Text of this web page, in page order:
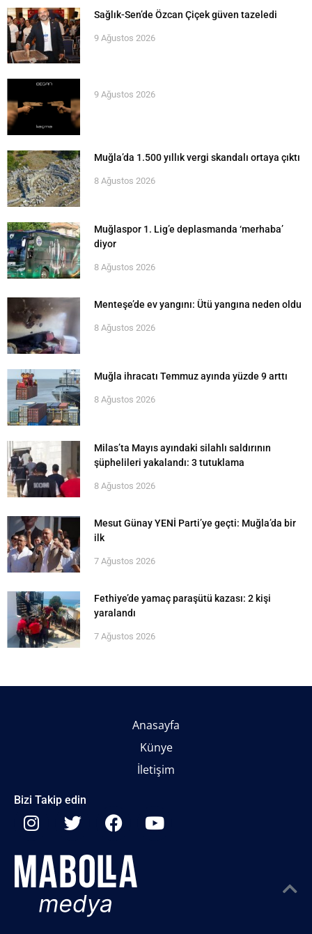
Sağlık-Sen’de Özcan Çiçek güven tazeledi
9 Ağustos 2026
9 Ağustos 2026
Muğla’da 1.500 yıllık vergi skandalı ortaya çıktı
8 Ağustos 2026
Muğlaspor 1. Lig’e deplasmanda ‘merhaba’
diyor
8 Ağustos 2026
Menteşe’de ev yangını: Ütü yangına neden oldu
8 Ağustos 2026
Muğla ihracatı Temmuz ayında yüzde 9 arttı
8 Ağustos 2026
Milas’ta Mayıs ayındaki silahlı saldırının
şüphelileri yakalandı: 3 tutuklama
8 Ağustos 2026
Mesut Günay YENİ Parti’ye geçti: Muğla’da bir
ilk
7 Ağustos 2026
Fethiye’de yamaç paraşütü kazası: 2 kişi
yaralandı
7 Ağustos 2026
Anasayfa
Künye
İletişim
Bizi Takip edin